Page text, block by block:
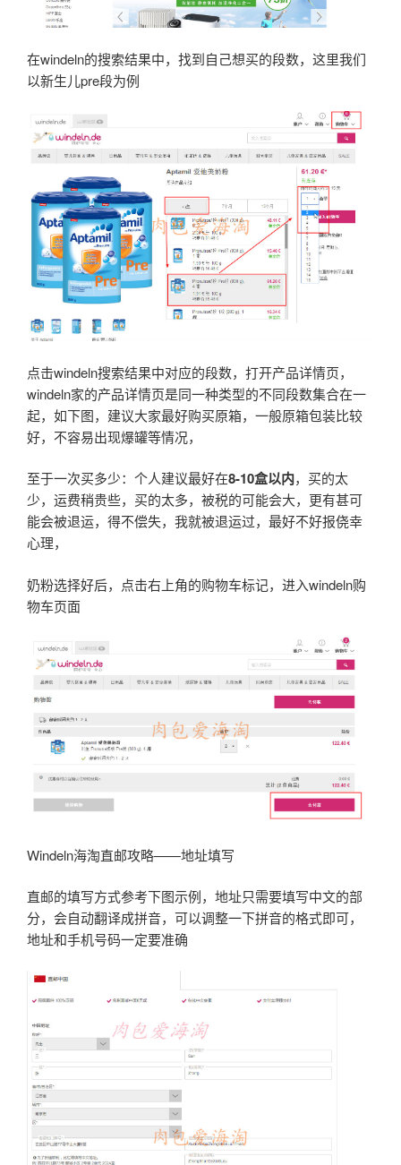
在windeln的搜索结果中，找到自己想买的段数，这里我们
以新生儿pre段为例
点击windeln搜索结果中对应的段数，打开产品详情页，
windeln家的产品详情页是同一种类型的不同段数集合在一
起，如下图，建议大家最好购买原箱，一般原箱包装比较
好，不容易出现爆罐等情况，
至于一次买多少：个人建议最好在8-10盒以内，买的太
少，运费稍贵些，买的太多，被税的可能会大，更有甚可
能会被退运，得不偿失，我就被退运过，最好不好报侥幸
心理，
奶粉选择好后，点击右上角的购物车标记，进入windeln购
物车页面
Windeln海淘直邮攻略——地址填写
直邮的填写方式参考下图示例，地址只需要填写中文的部
分，会自动翻译成拼音，可以调整一下拼音的格式即可，
地址和手机号码一定要准确